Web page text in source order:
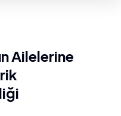
Ailelerine